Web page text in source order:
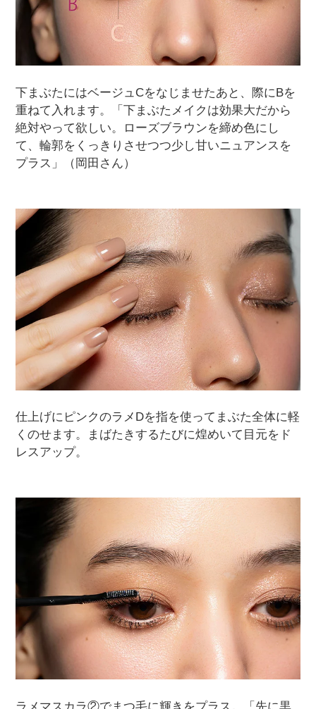
下まぶたにはベージュCをなじませたあと、際にBを
重ねて入れます。「下まぶたメイクは効果大だから
絶対やって欲しい。ローズブラウンを締め色にし
て、輪郭をくっきりさせつつ少し甘いニュアンスを
プラス」（岡田さん）
仕上げにピンクのラメDを指を使ってまぶた全体に軽
くのせます。まばたきするたびに煌めいて目元をド
レスアップ。
ラメマスカラ②でまつ毛に輝きをプラス。「先に黒